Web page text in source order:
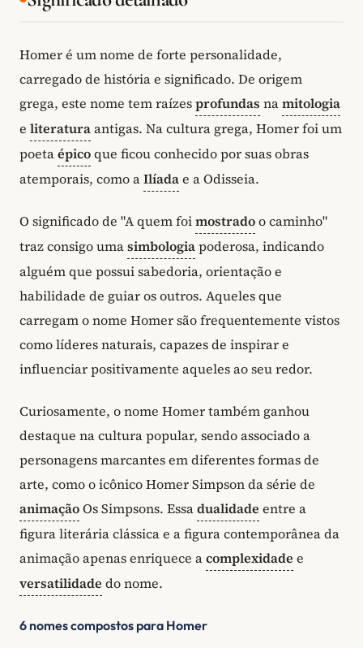
Homer é um nome de forte personalidade,
carregado de história e significado. De origem
grega, este nome tem raízesprofundas namitologia
e literaturaantigas. Na cultura grega, Homer foi um
poetaépicoque ficou conhecido por suas obras
atemporais, como aIlíadae a Odisseia.
O significado de "A quem foimostradoo caminho"
traz consigo umasimbologiapoderosa, indicando
alguém que possui sabedoria, orientação e
habilidade de guiar os outros. Aqueles que
carregam o nome Homer são frequentemente vistos
como líderes naturais, capazes de inspirar e
influenciar positivamente aqueles ao seu redor.
Curiosamente, o nome Homer também ganhou
destaque na cultura popular, sendo associado a
personagens marcantes em diferentes formas de
arte, como o icônico Homer Simpson da série de
animaçãoOs Simpsons. Essadualidade entre a
figura literária clássica e a figura contemporânea da
animação apenas enriquece acomplexidade e
versatilidade do nome.
6 nomes compostos para Homer